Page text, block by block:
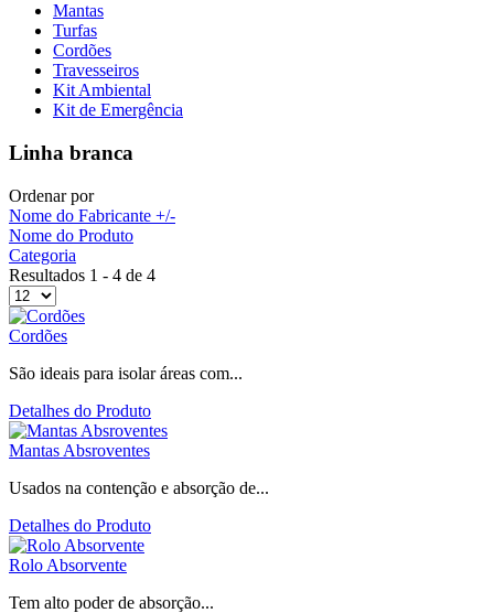
Mantas
Turfas
Cordões
Travesseiros
Kit Ambiental
Kit de Emergência
Linha branca
Ordenar por
Nome do Fabricante +/-
Nome do Produto
Categoria
Resultados 1 - 4 de 4
Cordões
São ideais para isolar áreas com...
Detalhes do Produto
Mantas Absroventes
Usados na contenção e absorção de...
Detalhes do Produto
Rolo Absorvente
Tem alto poder de absorção...